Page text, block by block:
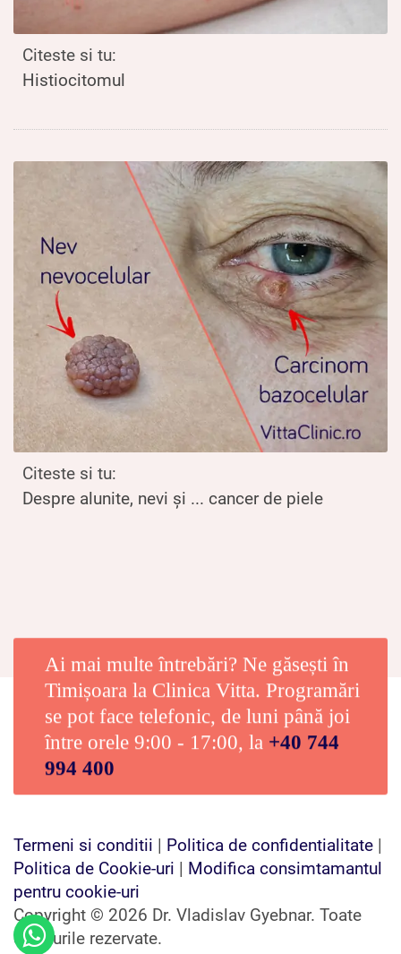
Citeste si tu:
Histiocitomul
Citeste si tu:
Despre alunite, nevi și ... cancer de piele
Ai mai multe întrebări? Ne găsești în
Timișoara la Clinica Vitta. Programări
se pot face telefonic, de luni până joi
între orele 9:00 - 17:00, la +40 744
994 400
Termeni si conditii | Politica de confidentialitate |
Politica de Cookie-uri | Modifica consimtamantul
pentru cookie-uri
Copyright © 2026 Dr. Vladislav Gyebnar. Toate
drepturile rezervate.
Contactează-